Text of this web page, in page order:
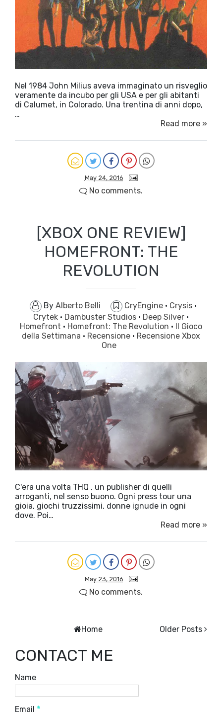
Nel 1984 John Milius aveva immaginato un risveglio
veramente da incubo per gli USA e per gli abitanti
di Calumet, in Colorado. Una trentina di anni dopo,
…
Read more »
May 24, 2016
No comments.
[XBOX ONE REVIEW]
HOMEFRONT: THE
REVOLUTION
By Alberto Belli CryEngine · Crysis ·
Crytek · Dambuster Studios · Deep Silver ·
Homefront · Homefront: The Revolution · Il Gioco
della Settimana · Recensione · Recensione Xbox
One
C'era una volta THQ , un publisher di quelli
arroganti, nel senso buono. Ogni press tour una
gioia, giochi truzzissimi, donne ignude in ogni
dove. Poi…
Read more »
May 23, 2016
No comments.
Older Posts
Home
CONTACT ME
Name
Email *